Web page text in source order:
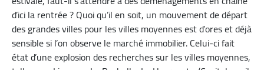
d’ici la rentrée ? Quoi qu’il en soit, un mouvement de départ
des grandes villes pour les villes moyennes est d’ores et déjà
sensible si l’on observe le marché immobilier. Celui-ci fait
état d’une explosion des recherches sur les villes moyennes,